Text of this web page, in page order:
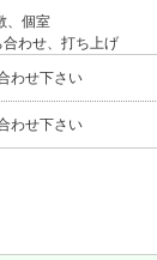
、個室
わせ、打ち上げ
わせ下さい
わせ下さい